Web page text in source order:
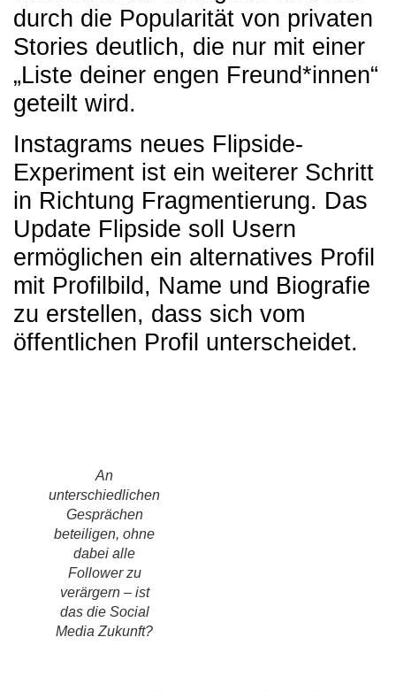
durch die Popularität von privaten
Stories deutlich, die nur mit einer
„Liste deiner engen Freund*innen“
geteilt wird.
Instagrams neues Flipside-
Experiment ist ein weiterer Schritt
in Richtung Fragmentierung. Das
Update Flipside soll Usern
ermöglichen ein alternatives Profil
mit Profilbild, Name und Biografie
zu erstellen, dass sich vom
öffentlichen Profil unterscheidet.
An
unterschiedlichen
Gesprächen
beteiligen, ohne
dabei alle
Follower zu
verärgern – ist
das die Social
Media Zukunft?